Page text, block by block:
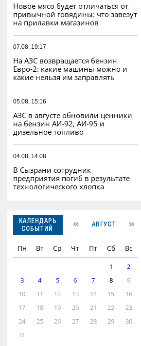
Новое мясо будет отличаться от
привычной говядины: что завезут
на прилавки магазинов
07.08, 19:17
На АЗС возвращается бензин
Евро‑2: какие машины можно и
какие нельзя им заправлять
05.08, 15:16
АЗС в августе обновили ценники
на бензин АИ-92, АИ-95 и
дизельное топливо
04.08, 14:08
В Сызрани сотрудник
предприятия погиб в результате
технологического хлопка
КАЛЕНДАРЬ
СОБЫТИЙ
АВГУСТ
Пн Вт Ср Чт Пт Сб Вс
1
2
3
4 5 6 7 8
9
10
11 12 13 14 15
16
17
18 19 20 21 22
23
24
25 26 27 28 29
30
31